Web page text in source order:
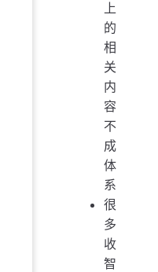
上
的
相
关
内
容
不
成
体
系
很
多
收
智